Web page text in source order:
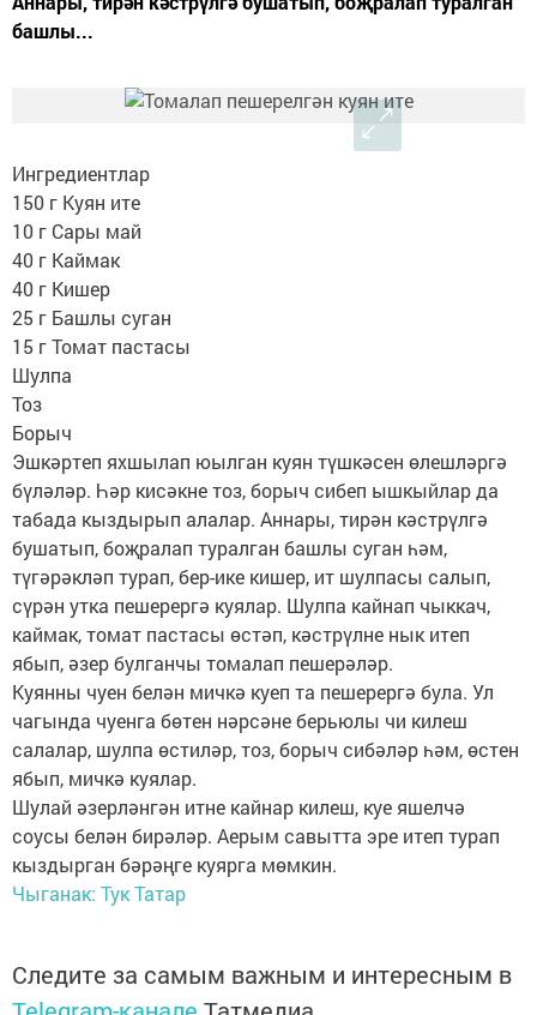
башлы...
Ингредиентлар
150 г Куян ите
10 г Сары май
40 г Каймак
40 г Кишер
25 г Башлы суган
15 г Томат пастасы
Шулпа
Тоз
Борыч
Эшкәртеп яхшылап юылган куян түшкәсен өлешләргә
бүләләр. Һәр кисәкне тоз, борыч сибеп ышкыйлар да
табада кыздырып алалар. Аннары, тирән кәстрүлгә
бушатып, боҗралап туралган башлы суган һәм,
түгәрәкләп турап, бер-ике кишер, ит шулпасы салып,
сүрән утка пешерергә куялар. Шулпа кайнап чыккач,
каймак, томат пастасы өстәп, кәстрүлне нык итеп
ябып, әзер булганчы томалап пешерәләр.
Куянны чуен белән мичкә куеп та пешерергә була. Ул
чагында чуенга бөтен нәрсәне берьюлы чи килеш
салалар, шулпа өстиләр, тоз, борыч сибәләр һәм, өстен
ябып, мичкә куялар.
Шулай әзерләнгән итне кайнар килеш, куе яшелчә
соусы белән бирәләр. Аерым савытта эре итеп турап
кыздырган бәрәңге куярга мөмкин.
Чыганак: Тук Татар
Следите за самым важным и интересным в